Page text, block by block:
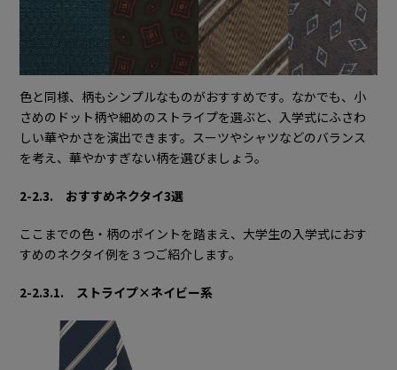
色と同様、柄もシンプルなものがおすすめです。なかでも、小
さめのドット柄や細めのストライプを選ぶと、入学式にふさわ
しい華やかさを演出できます。スーツやシャツなどのバランス
を考え、華やかすぎない柄を選びましょう。
2-2.3. おすすめネクタイ3選
ここまでの色・柄のポイントを踏まえ、大学生の入学式におす
すめのネクタイ例を３つご紹介します。
2-2.3.1. ストライプ×ネイビー系